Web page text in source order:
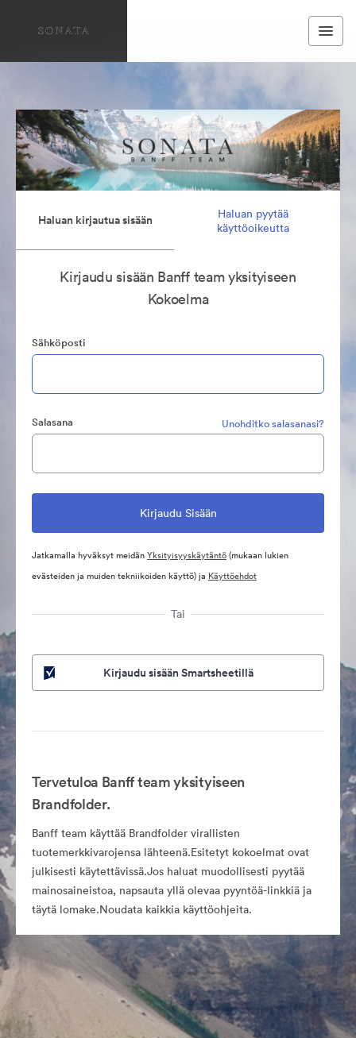
Haluan kirjautua sisään
Haluan pyytää
käyttöoikeutta
Kirjaudu sisään Banff team yksityiseen
Kokoelma
Sähköposti
Salasana Unohditko salasanasi?
Jatkamalla hyväksyt meidänYksityisyyskäytäntö(mukaan lukien
evästeiden ja muiden tekniikoiden käyttö) ja Käyttöehdot
Tai
Kirjaudu sisään Smartsheetillä
Tervetuloa Banff team yksityiseen
Brandfolder.
Banff team käyttää Brandfolder virallisten
tuotemerkkivarojensa lähteenä.Esitetyt kokoelmat ovat
julkisesti käytettävissä.Jos haluat muodollisesti pyytää
mainosaineistoa, napsauta yllä olevaa pyyntöä-linkkiä ja
täytä lomake.Noudata kaikkia käyttöohjeita.